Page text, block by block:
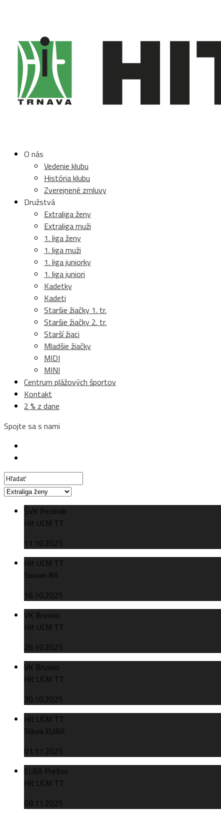
O nás
Vedenie klubu
História klubu
Zverejnené zmluvy
Družstvá
Extraliga ženy
Extraliga muži
1. liga ženy
1. liga muži
1. liga juniorky
1. liga juniori
Kadetky
Kadeti
Staršie žiačky 1. tr.
Staršie žiačky 2. tr.
Starší žiaci
Mladšie žiačky
MIDI
MINI
Centrum plážových športov
Kontakt
2 % z dane
Spojte sa s nami
ŠVK Pezinok
Hit UCM TT
11.10.2025
Hit UCM TT
Slovan BA
16.10.2025
VK Brusno
Hit UCM TT
26.10.2025
VK Brusno
Hit UCM TT
30.10.2025
Hit UCM TT
Slávia EUBA
01.11.2025
ELBA Prešov
Hit UCM TT
08.11.2025